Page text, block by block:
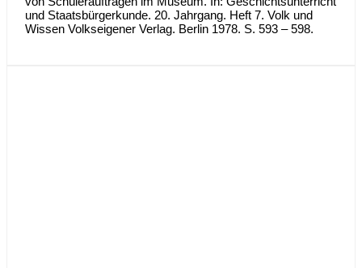
und Staatsbürgerkunde. 20. Jahrgang. Heft 7. Volk und
Wissen Volkseigener Verlag. Berlin 1978. S. 593 – 598.